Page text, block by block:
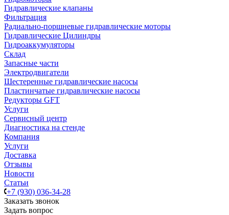
Гидравлические клапаны
Фильтрация
Радиально-поршневые гидравлические моторы
Гидравлические Цилиндры
Гидроаккумуляторы
Склад
Запасные части
Электродвигатели
Шестеренные гидравлические насосы
Пластинчатые гидравлические насосы
Редукторы GFT
Услуги
Сервисный центр
Диагностика на стенде
Компания
Услуги
Доставка
Отзывы
Новости
Статьи
+7 (930) 036-34-28
Заказать звонок
Задать вопрос